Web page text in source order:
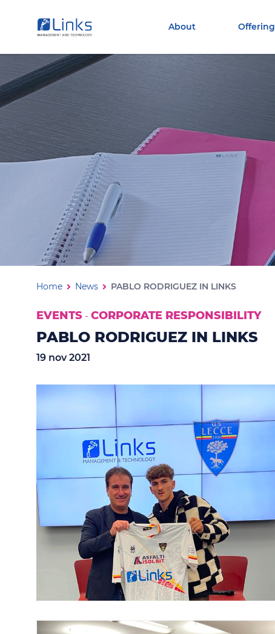
Vai al menu di navigazione
Vai ai contenuti
About Offering
PABLO RODRIGUEZ IN LINKS
Ti trovi in:
Home News PABLO RODRIGUEZ IN LINKS
EVENTS - CORPORATE RESPONSIBILITY
PABLO RODRIGUEZ IN LINKS
19 nov 2021